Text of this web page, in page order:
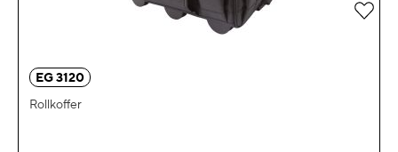
EG 3120
Rollkoffer
Zur